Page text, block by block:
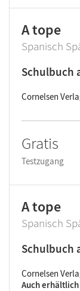
Produktart
A tope
Spanisch
Schulbuch
Cornelsen
Gratis
Testzugang
A tope
Spanisch
Schulbuch
Cornelsen
Auch erhältlich